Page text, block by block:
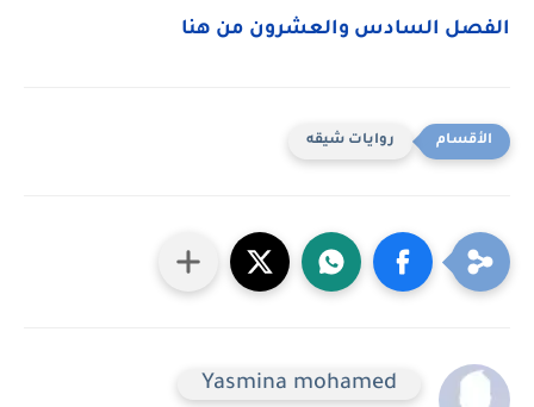
الفصل السادس والعشرون من هنا
روايات شيقه
Yasmina mohamed